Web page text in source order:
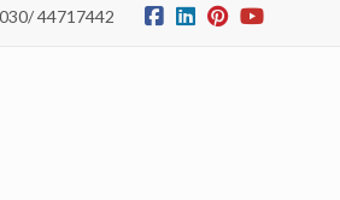
030/ 44717442